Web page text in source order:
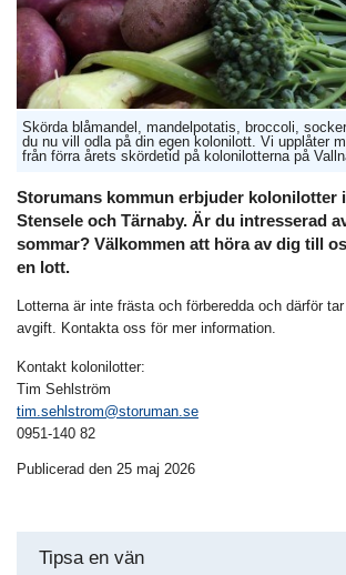
Skörda blåmandel, mandelpotatis, broccoli,
du nu vill odla på din egen kolonilott. Vi upplåter
från förra årets skördetid på kolonilotterna på
Storumans kommun erbjuder kolonilotter
Stensele och Tärnaby. Är du intresserad
sommar? Välkommen att höra av dig till
en lott.
Lotterna är inte frästa och förberedda och därför
avgift. Kontakta oss för mer information.
Kontakt kolonilotter:
Tim Sehlström
tim.sehlstrom@storuman.se
0951-140 82
Publicerad den 25 maj 2026
Tipsa en vän